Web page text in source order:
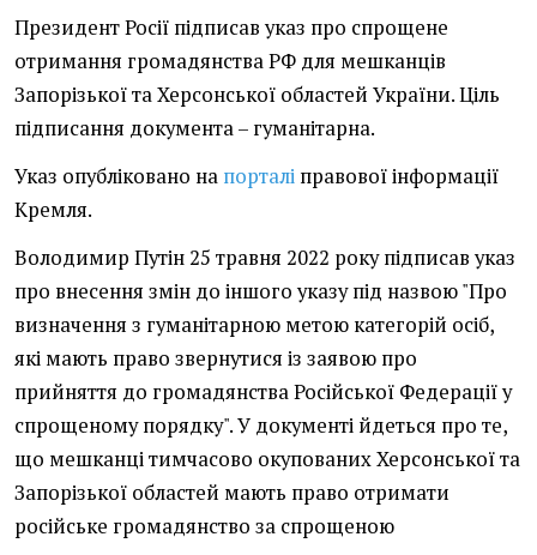
Президент Росії підписав указ про спрощене
отримання громадянства РФ для мешканців
Запорізької та Херсонської областей України. Ціль
підписання документа – гуманітарна.
Указ опубліковано на порталі правової інформації
Кремля.
Володимир Путін 25 травня 2022 року підписав указ
про внесення змін до іншого указу під назвою "Про
визначення з гуманітарною метою категорій осіб,
які мають право звернутися із заявою про
прийняття до громадянства Російської Федерації у
спрощеному порядку". У документі йдеться про те,
що мешканці тимчасово окупованих Херсонської та
Запорізької областей мають право отримати
російське громадянство за спрощеною